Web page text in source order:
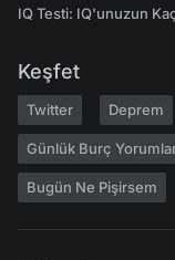
IQ Testi: IQ'unuzun
Keşfet
Twitter Deprem
Günlük Burç
Bugün Ne Pişirsem